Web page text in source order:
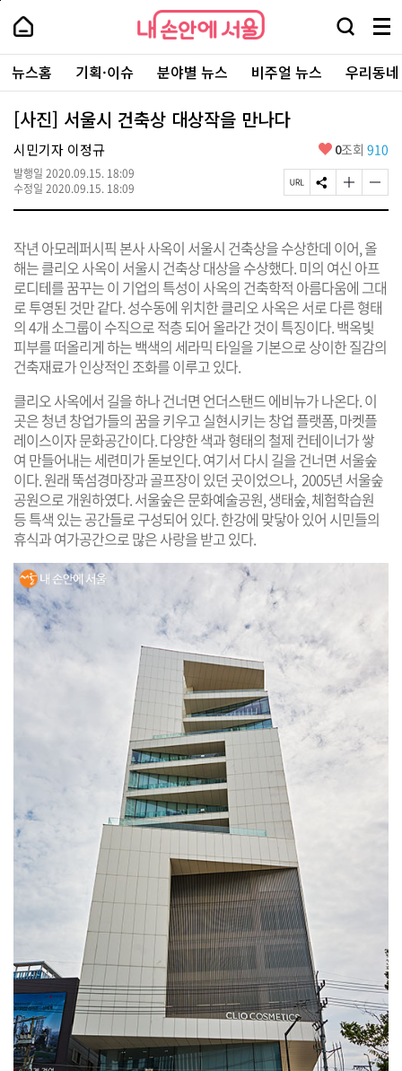
본
로
가
내
손
안
에
서
울
-
서
울
시
대
표
소
포
털
내
손
에
울
검
창
열
기
메
뉴
전
체
보
주
요
서
뉴스홈 기획·이슈 분야별 뉴스 비주얼 뉴스 우리동
[사진] 서울시 건축상 대상작을 만나다
시민기자 이정규
발행일 2020.09.15. 18:09
수정일 2020.09.15. 18:09
좋
요
0조회 910
페
이
R
L
복
사
S
N
유
하
기
글
자
크
게
변
경
하
기
글
자
작
게
변
경
하
작년 아모레퍼시픽 본사 사옥이 서울시 건축상을 수상한데 이어, 올
해는 클리오 사옥이 서울시 건축상 대상을 수상했다. 미의 여신 아프
로디테를 꿈꾸는 이 기업의 특성이 사옥의 건축학적 아름다움에 그대
로 투영된 것만 같다. 성수동에 위치한 클리오 사옥은 서로 다른 형태
의 4개 소그룹이 수직으로 적층 되어 올라간 것이 특징이다. 백옥빛
피부를 떠올리게 하는 백색의 세라믹 타일을 기본으로 상이한 질감의
건축재료가 인상적인 조화를 이루고 있다.
클리오 사옥에서 길을 하나 건너면 언더스탠드 에비뉴가 나온다. 이
곳은 청년 창업가들의 꿈을 키우고 실현시키는 창업 플랫폼, 마켓플
레이스이자 문화공간이다. 다양한 색과 형태의 철제 컨테이너가 쌓
여 만들어내는 세련미가 돋보인다. 여기서 다시 길을 건너면 서울숲
이다. 원래 뚝섬경마장과 골프장이 있던 곳이었으나, 2005년 서울숲
공원으로 개원하였다. 서울숲은 문화예술공원, 생태숲, 체험학습원
등 특색 있는 공간들로 구성되어 있다. 한강에 맞닿아 있어 시민들의
휴식과 여가공간으로 많은 사랑을 받고 있다.
페
상
단
로